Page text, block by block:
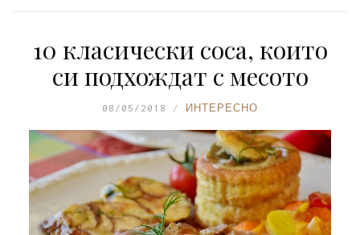
10 класически соса, които
си подхождат с месото
08/05/2018 ИНТЕРЕСНО